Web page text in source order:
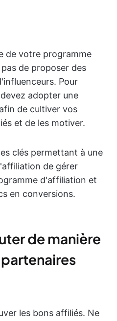
de votre programme
de proposer des
Pour
adopter une
de cultiver vos
et de les motiver.
clés permettant à une
de gérer
d'affiliation et
en conversions.
de manière
les bons affiliés. Ne